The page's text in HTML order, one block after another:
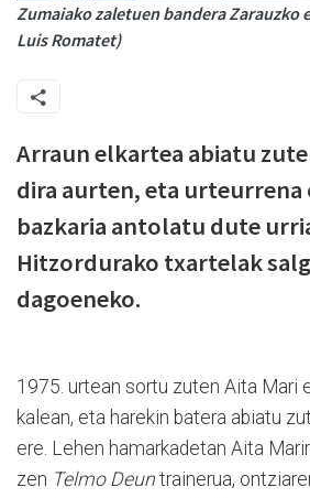
Zumaiako zaletuen bandera Zarauzko
Luis Romatet)
Arraun elkartea abiatu
dira aurten, eta urteurrena
bazkaria antolatu dute
Hitzordurako txartelak
dagoeneko.
1975. urtean sortu zuten Aita Mari
kalean, eta harekin batera abiatu
ere. Lehen hamarkadetan Aita
zen Telmo Deun trainerua,